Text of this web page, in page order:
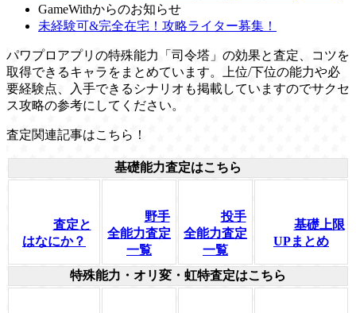
GameWithからのお知らせ
未経験可&完全在宅！攻略ライター募集！
パワプロアプリの特殊能力「司令塔」の効果と査定、コツを
取得できるキャラをまとめています。上位/下位の能力や必
要経験点、入手できるシナリオも掲載していますのでサクセ
ス攻略の参考にしてください。
査定関連記事はこちら！
基礎能力査定はこちら
査定と
はなにか？
野手
全能力査定
一覧
投手
全能力査定
一覧
基礎上限
UPまとめ
特殊能力・オリ変・虹特査定はこちら